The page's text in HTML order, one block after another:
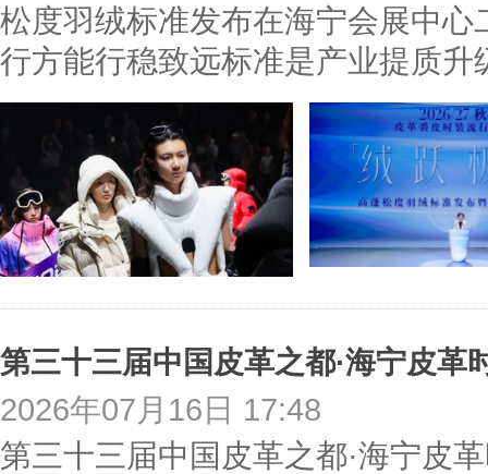
松度羽绒标准发布在海宁会展中
行方能行稳致远标准是产业提质
第三十三届中国皮革之都·海宁皮革
2026年07月16日 17:48
第三十三届中国皮革之都·海宁皮